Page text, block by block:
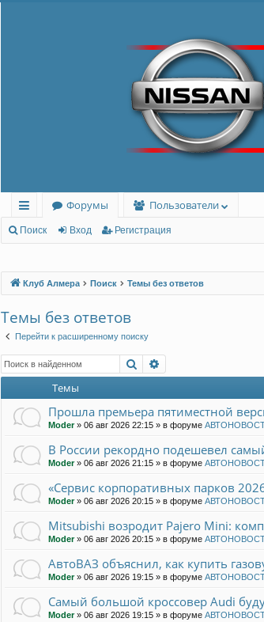
с
лк
Форумы
Пользователи
Поиск Вход Регистрация
Клуб Алмера Поиск Темы без ответов
Темы без ответов
Перейти к расширенному поиску
Поиск
Темы
Прошла премьера пятиместной
Moder» 06 авг 2026 22:15 » в форуме
В России рекордно подешевел
Moder» 06 авг 2026 21:15 » в форуме
«Сервис корпоративных парков
Moder» 06 авг 2026 20:15 » в форуме
Mitsubishi возродит Pajero Mini:
Moder» 06 авг 2026 20:15 » в форуме
АвтоВАЗ объяснил, как купить
Moder» 06 авг 2026 19:15 » в форуме
Самый большой кроссовер Audi
Moder» 06 авг 2026 19:15 » в форуме